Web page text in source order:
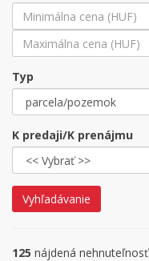
Typ
K predaji/K prenájmu
Vyhľadávanie
125 nájdená nehnuteľnosť